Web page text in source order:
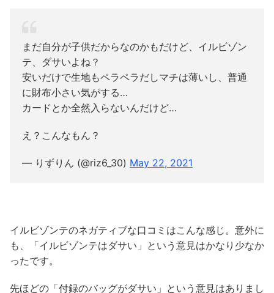
まだ自分が子供だからなのかもだけど、イルビゾン
テ、ダサいよね？
安いだけで生地もペラペラだしマチは薄いし、普通
に財布小さい気がする…
カードとか全然入らないんだけど…
え？こんなもん？
— りずりん (@riz6_30) May 22, 2021
イルビゾンテのネガティブな口コミはこんな感じ。意外に
も、「イルビゾンテはダサい」という意見はかなり少なか
ったです。
先ほどの「付録のバッグがダサい」という意見はありまし